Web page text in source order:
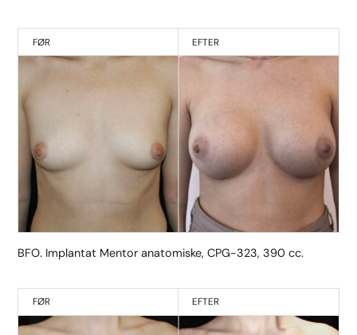
FØR EFTER
BFO. Implantat Mentor anatomiske, CPG-323, 390 cc.
FØR EFTER